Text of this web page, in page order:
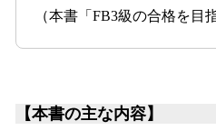
（本書「FB3級の合格を目
【本書の主な内容】